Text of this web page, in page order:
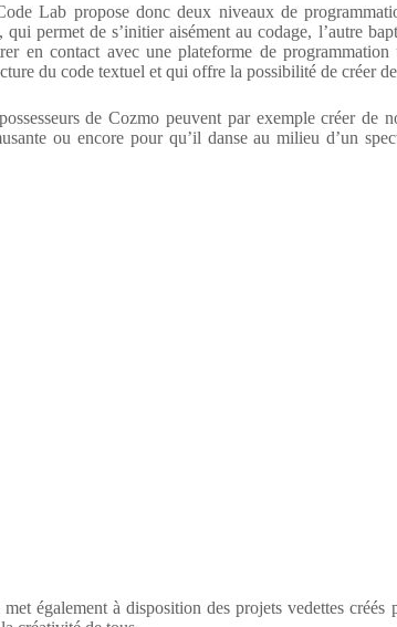
Lab propose donc deux niveaux de
permet de s’initier aisément au codage, l’autre
en contact avec une plateforme de programmation
du code textuel et qui offre la possibilité de créer
de Cozmo peuvent par exemple créer de
ou encore pour qu’il danse au milieu d’un
également à disposition des projets vedettes créés